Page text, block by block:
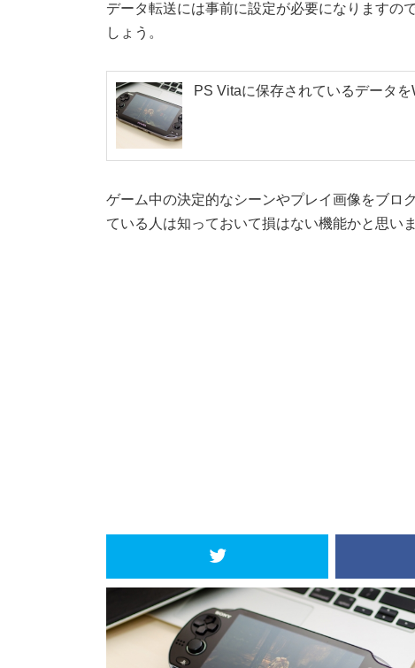
データ転送には事前に設定が必要になりますの
しょう。
PS Vitaに保存されているデータ
ゲーム中の決定的なシーンやプレイ画像をブロ
ている人は知っておいて損はない機能かと思いま